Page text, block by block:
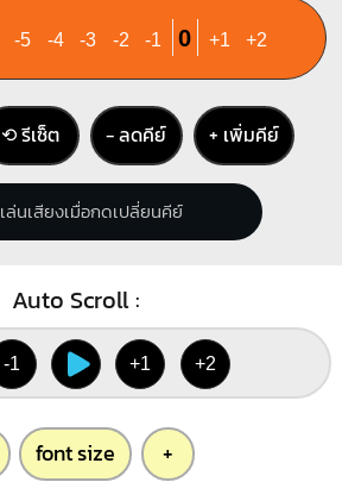
-5 -4 -3 -2 -1 0 +1 +2
⟲ รีเซ็ต − ลดคีย์ + เพิ่มคีย์
เล่นเสียงเมื่อกดเปลี่ยนคีย์
Auto Scroll :
-1 +1 +2
font size +